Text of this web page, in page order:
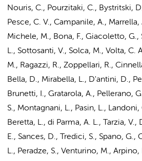
Nouris, C., Pourzitaki, C., Bystritski,
Pesce, C. V., Campanile, A., Marrella,
Michele, M., Bona, F., Giacoletto, G.,
L., Sottosanti, V., Solca, M., Volta, C.
M., Ragazzi, R., Zoppellari, R.,
Bella, D., Mirabella, L., D'antini, D.,
Brunetti, I., Gratarola, A., Pellerano,
S., Montagnani, L., Pasin, L.,
Beretta, L., di Parma, A. L., Tarzia, V.,
E., Sances, D., Tredici, S., Spano, G.,
L., Peradze, S., Venturino, M., Arpino,